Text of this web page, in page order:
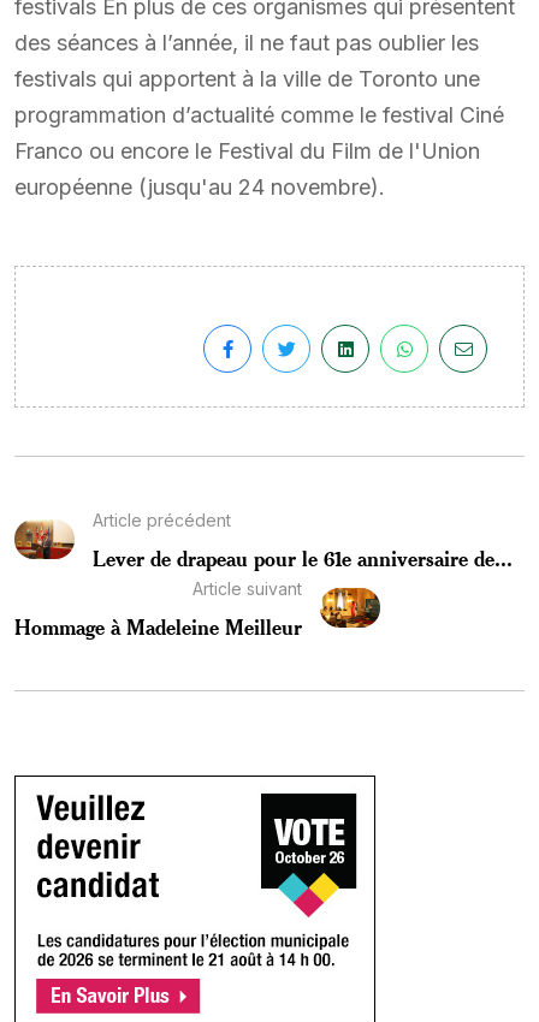
festivals En plus de ces organismes qui présentent
des séances à l’année, il ne faut pas oublier les
festivals qui apportent à la ville de Toronto une
programmation d’actualité comme le festival Ciné
Franco ou encore le Festival du Film de l'Union
européenne (jusqu'au 24 novembre).
Article précédent
Lever de drapeau pour le 61e anniversaire de...
Article suivant
Hommage à Madeleine Meilleur